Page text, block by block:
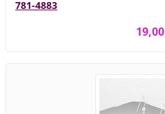
781-4883